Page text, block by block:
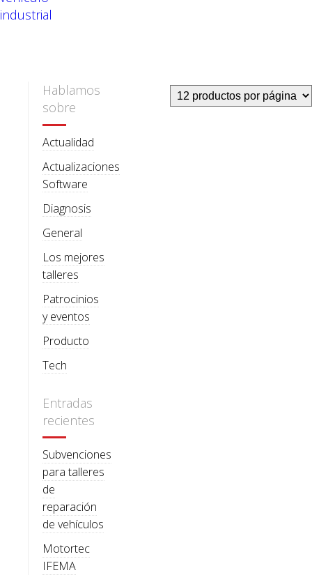
industrial
Hablamos
sobre
Actualidad
Actualizaciones
Software
Diagnosis
General
Los mejores
talleres
Patrocinios
y eventos
Producto
Tech
Entradas
recientes
Subvenciones
para talleres
de
reparación
de vehículos
Motortec
IFEMA